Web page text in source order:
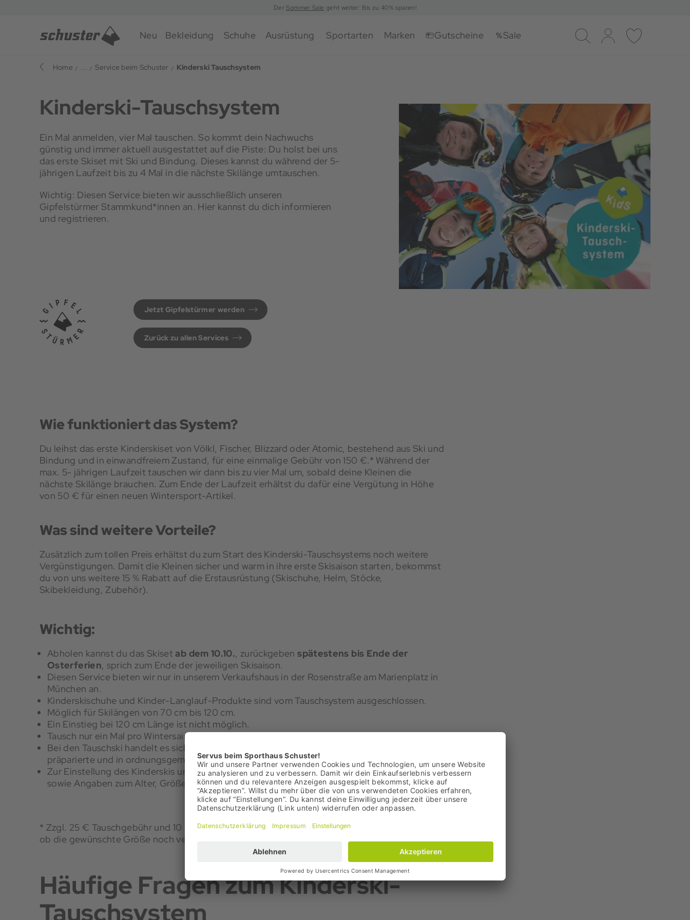
DerSommer Sale geht weiter: Bis zu 40% sparen!
Neu Bekleidung Schuhe Ausrüstung Sportarten Marken Gutscheine Sale
Suche Log-in Merkliste
Home ... Service beim Schuster Kinderski Tauschsystem
Kinderski-Tauschsystem
Ein Mal anmelden, vier Mal tauschen. So kommt dein Nachwuchs
günstig und immer aktuell ausgestattet auf die Piste: Du holst bei uns
das erste Skiset mit Ski und Bindung. Dieses kannst du während der 5-
jährigen Laufzeit bis zu 4 Mal in die nächste Skilänge umtauschen.
Wichtig: Diesen Service bieten wir ausschließlich unseren
Gipfelstürmer Stammkund*innen an. Hier kannst du dich informieren
und registrieren.
Jetzt Gipfelstürmer werden
Zurück zu allen Services
Wie funktioniert das System?
Du leihst das erste Kinderskiset von Völkl, Fischer, Blizzard oder Atomic, bestehend aus Ski und
Bindung und in einwandfreiem Zustand, für eine einmalige Gebühr von 150 €.* Während der
max. 5- jährigen Laufzeit tauschen wir dann bis zu vier Mal um, sobald deine Kleinen die
nächste Skilänge brauchen. Zum Ende der Laufzeit erhältst du dafür eine Vergütung in Höhe
von 50 € für einen neuen Wintersport-Artikel.
Was sind weitere Vorteile?
Zusätzlich zum tollen Preis erhältst du zum Start des Kinderski-Tauschsystems noch weitere
Vergünstigungen. Damit die Kleinen sicher und warm in ihre erste Skisaison starten, bekommst
du von uns weitere 15 % Rabatt auf die Erstausrüstung (Skischuhe, Helm, Stöcke,
Skibekleidung, Zubehör).
Wichtig:
Abholen kannst du das Skisetab dem 10.10. , zurückgebenspätestens bis Ende der
Osterferien , sprich zum Ende der jeweiligen Skisaison.
Diesen Service bieten wir nur in unserem Verkaufshaus in der Rosenstraße am Marienplatz in
München an.
Kinderskischuhe und Kinder-Langlauf-Produkte sind vom Tauschsystem ausgeschlossen.
Möglich für Skilängen von 70 cm bis 120 cm.
Ein Einstieg bei 120 cm Länge ist nicht möglich.
Tausch nur ein Mal pro Wintersaison, kein Tausch in kürzere Längen möglich.
Bei den Tauschski handelt es sich, je nach Verfügbarkeit, um neue oder gebrauchte, frisch
präparierte und in ordnungsgemäßem Zustand befindliche Produkte.
Zur Einstellung des Kinderskis und der Bindung benötigen wir einen Skischuh des Kindes
sowie Angaben zum Alter, Größe, Gewicht und Fahrkönnen.
* Zzgl. 25 € Tauschgebühr und 10 € je Bindungseinstellung. Bitte vor der Anfahrt informieren,
ob die gewünschte Größe noch verfügbar ist.
Häufige Fragen zum Kinderski-
Tauschsystem